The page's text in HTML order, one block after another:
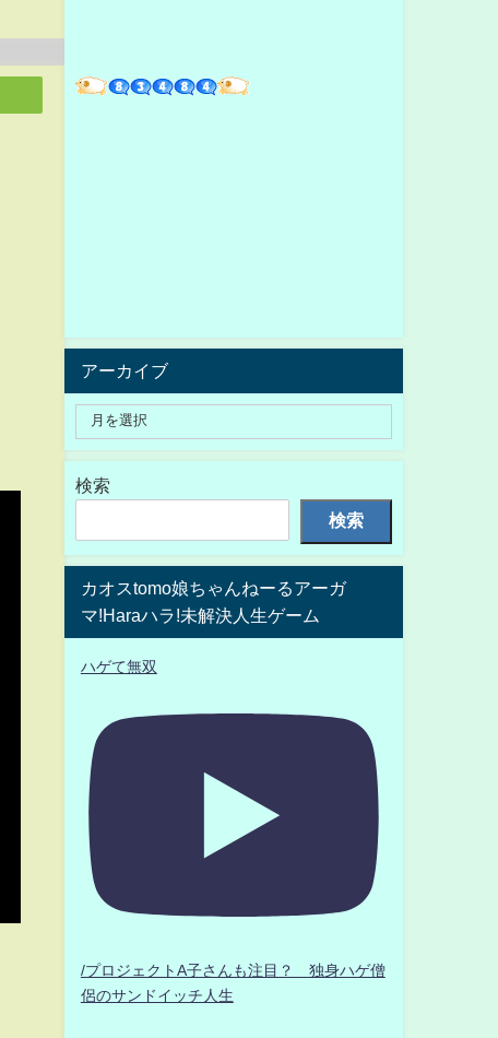
アーカイブ
検索
検索
カオスtomo娘ちゃんねーるアーガ
マ!Haraハラ!未解決人生ゲーム
ハゲて無双
/プロジェクトA子さんも注目？ 独身ハゲ僧
侶のサンドイッチ人生